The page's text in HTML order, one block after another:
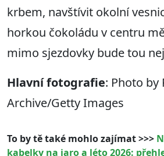
krbem, navštívit okolní
horkou čokoládu v centru
mimo sjezdovky bude tou
Hlavní fotografie: Photo by
Archive/Getty Images
To by tě také mohlo zajímat >>>
kabelky na jaro a léto 2026: